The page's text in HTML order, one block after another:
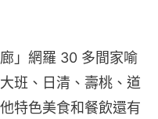
」網羅 30 多間家喻
班、日清、壽桃、道
特色美食和餐飲還有